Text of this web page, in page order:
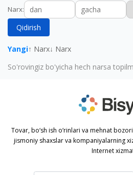
Narx:
Qidirish
Yangi↑ Narx↓ Narx
So'rovingiz bo'yicha hech narsa
Tovar, bo‘sh ish o‘rinlari va mehnat
jismoniy shaxslar va kompaniyalarning
Internet